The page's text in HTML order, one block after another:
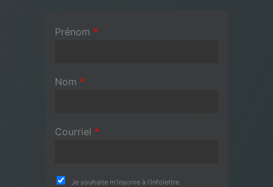
Prénom *
Nom *
Courriel *
Je souhaite m'inscrire à l'infolettre